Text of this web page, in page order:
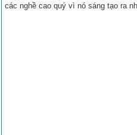
các nghề cao quý vì nó sáng tạo ra